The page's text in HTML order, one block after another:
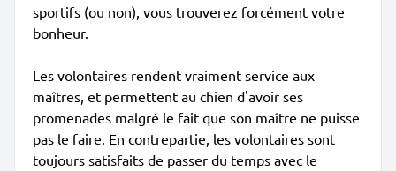
sportifs (ou non), vous trouverez forcément votre
bonheur.
Les volontaires rendent vraiment service aux
maîtres, et permettent au chien d'avoir ses
promenades malgré le fait que son maître ne puisse
pas le faire. En contrepartie, les volontaires sont
toujours satisfaits de passer du temps avec le